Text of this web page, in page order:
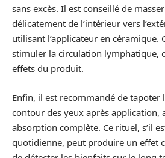
sans excès. Il est conseillé de
délicatement de l’intérieur vers
utilisant l’applicateur en céramique.
stimuler la circulation lymphatique,
effets du produit.
Enfin, il est recommandé de tapoter
contour des yeux après application,
absorption complète. Ce rituel, s’il
quotidienne, peut produire un effet